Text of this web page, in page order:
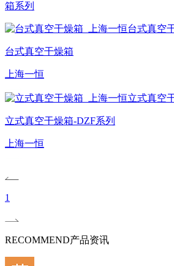
箱系列
台式真空干燥箱
上海一恒
立式真空干燥箱-DZF系列
上海一恒
1
RECOMMEND产品资讯